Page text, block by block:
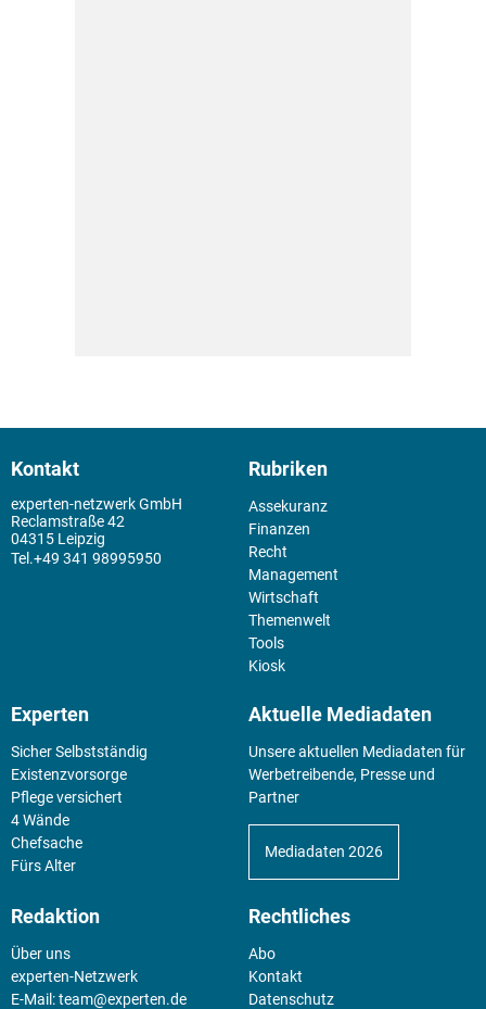
Kontakt
experten-netzwerk GmbH
Reclamstraße 42
04315 Leipzig
+49 341 98995950
Rubriken
Assekuranz
Finanzen
Recht
Management
Wirtschaft
Themenwelt
Tools
Kiosk
Experten
Sicher Selbstständig
Existenz­vorsorge
Pflege versichert
4 Wände
Chefsache
Fürs Alter
Aktuelle Mediadaten
Unsere aktuellen Mediadaten für
Werbetreibende, Presse und
Partner
Mediadaten 2026
Redaktion
Über uns
experten-Netzwerk
E-Mail:team@experten.de
Rechtliches
Abo
Kontakt
Datenschutz